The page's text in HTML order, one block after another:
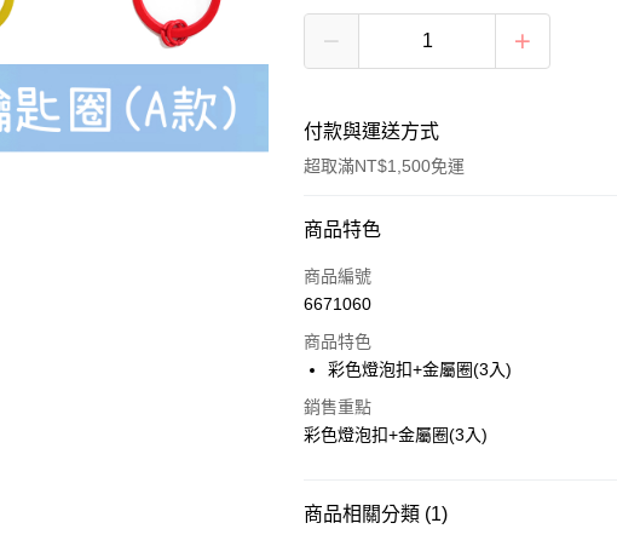
付款與運送方式
超取滿NT$1,500免運
付款方式
信用卡一次付款
Apple Pay
街口支付
商品特色
商品編號
6671060
商品特色
彩色燈泡扣+金屬圈(3入)
銷售重點
彩色燈泡扣+金屬圈(3入)
商品相關分類 (1)